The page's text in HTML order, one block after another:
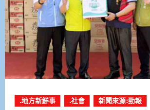
.地方新鮮事 .社會 新聞來源:勁報